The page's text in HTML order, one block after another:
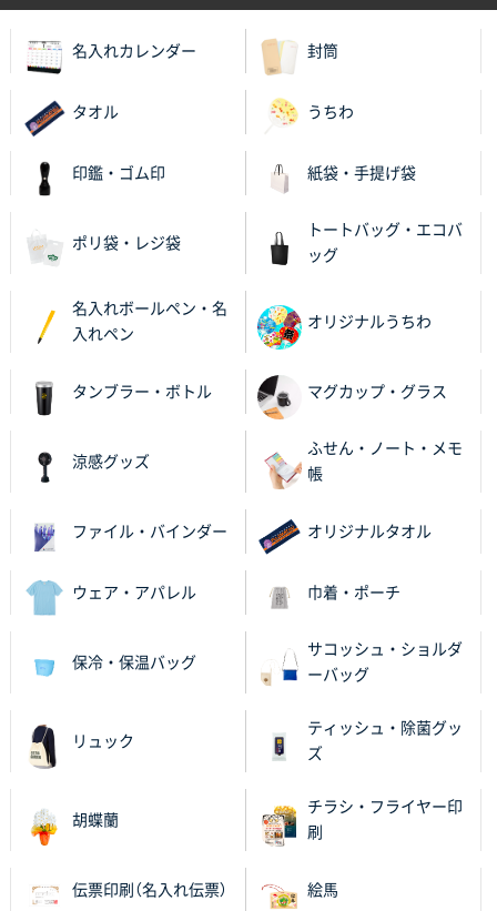
名入れカレンダー 封筒
タオル うちわ
印鑑・ゴム印 紙袋・手提げ袋
ポリ袋・レジ袋
トートバッグ・エコバ
ッグ
名入れボールペン・名
入れペン
オリジナルうちわ
タンブラー・ボトル マグカップ・グラス
涼感グッズ
ふせん・ノート・メモ
帳
ファイル・バインダー オリジナルタオル
ウェア・アパレル 巾着・ポーチ
保冷・保温バッグ
サコッシュ・ショルダ
ーバッグ
リュック
ティッシュ・除菌グッ
ズ
胡蝶蘭
チラシ・フライヤー印
刷
伝票印刷（名入れ伝票） 絵馬